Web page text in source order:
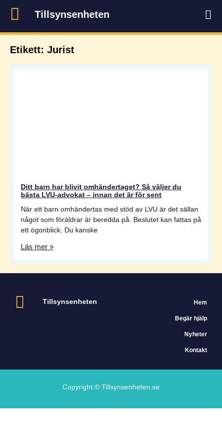
Tillsynsenheten
Etikett: Jurist
Ditt barn har blivit omhändertaget? Så väljer du
bästa LVU-advokat – innan det är för sent
När ett barn omhändertas med stöd av LVU är det sällan
något som föräldrar är beredda på. Beslutet kan fattas på
ett ögonblick. Du kanske
Läs mer »
Tillsynsenheten Hem
Begär hjälp
Nyheter
Kontakt
Copyright © Tillsynsenheten.se